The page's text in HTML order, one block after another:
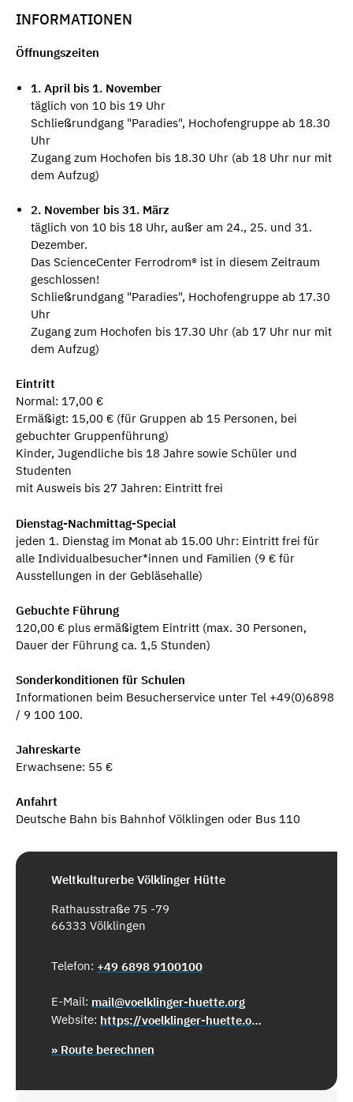
INFORMATIONEN
Öffnungszeiten
1. April bis 1. November
täglich von 10 bis 19 Uhr
Schließrundgang "Paradies", Hochofengruppe ab 18.30
Uhr
Zugang zum Hochofen bis 18.30 Uhr (ab 18 Uhr nur mit
dem Aufzug)
2. November bis 31. März
täglich von 10 bis 18 Uhr, außer am 24., 25. und 31.
Dezember.
Das ScienceCenter Ferrodrom® ist in diesem Zeitraum
geschlossen!
Schließrundgang "Paradies", Hochofengruppe ab 17.30
Uhr
Zugang zum Hochofen bis 17.30 Uhr (ab 17 Uhr nur mit
dem Aufzug)
Eintritt
Normal: 17,00 €
Ermäßigt: 15,00 € (für Gruppen ab 15 Personen, bei
gebuchter Gruppenführung)
Kinder, Jugendliche bis 18 Jahre sowie Schüler und
Studenten
mit Ausweis bis 27 Jahren: Eintritt frei
Dienstag-Nachmittag-Special
jeden 1. Dienstag im Monat ab 15.00 Uhr: Eintritt frei für
alle Individualbesucher*innen und Familien (9 € für
Ausstellungen in der Gebläsehalle)
Gebuchte Führung
120,00 € plus ermäßigtem Eintritt (max. 30 Personen,
Dauer der Führung ca. 1,5 Stunden)
Sonderkonditionen für Schulen
Informationen beim Besucherservice unter Tel +49(0)6898
/ 9 100 100.
Jahreskarte
Erwachsene: 55 €
Anfahrt
Deutsche Bahn bis Bahnhof Völklingen oder Bus 110
Weltkulturerbe Völklinger Hütte
Rathausstraße 75 -79
66333 Völklingen
Telefon: +49 6898 9100100
E-Mail: mail@voelklinger-huette.org
Website:
https://voelklinger-huette.org/
» Route berechnen